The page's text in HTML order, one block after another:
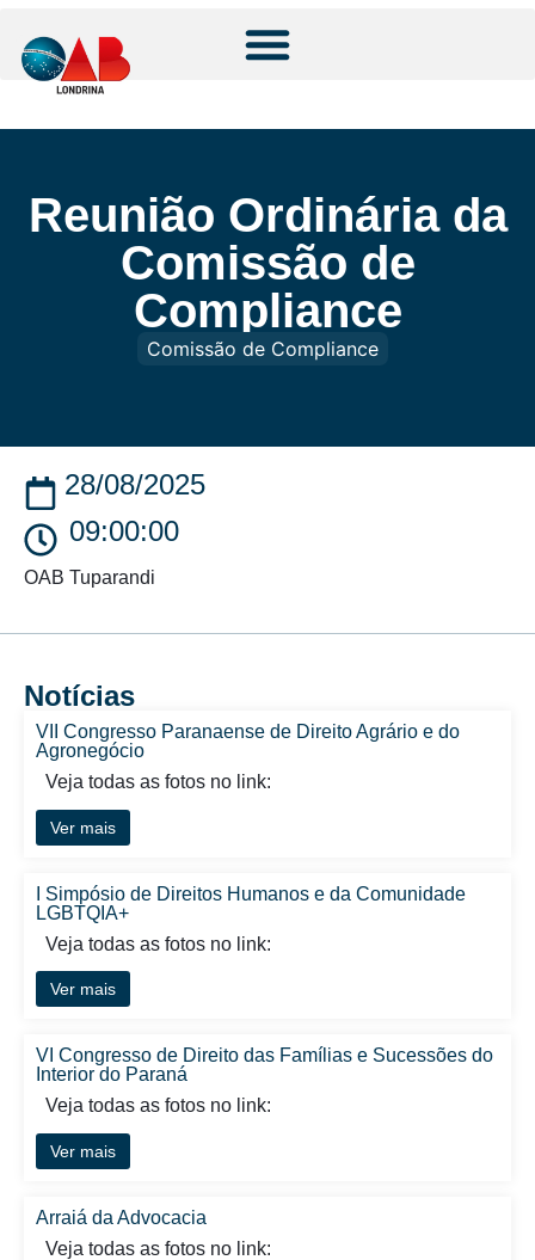
Reunião Ordinária da
Comissão de
Compliance
Comissão de Compliance
28/08/2025
09:00:00
OAB Tuparandi
Notícias
VII Congresso Paranaense de Direito Agrário e do
Agronegócio
Veja todas as fotos no link:
Ver mais
I Simpósio de Direitos Humanos e da Comunidade
LGBTQIA+
Veja todas as fotos no link:
Ver mais
VI Congresso de Direito das Famílias e Sucessões do
Interior do Paraná
Veja todas as fotos no link:
Ver mais
Arraiá da Advocacia
Veja todas as fotos no link: